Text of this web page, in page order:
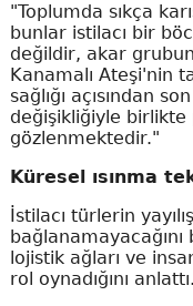
"Toplumda sıkça
bunlar istilacı bir
değildir, akar
Kanamalı Ateşi'nin
sağlığı açısından
değişikliğiyle birlikte
gözlenmektedir."
Küresel ısınma
İstilacı türlerin
lojistik ağları ve
rol oynadığını anlattı.